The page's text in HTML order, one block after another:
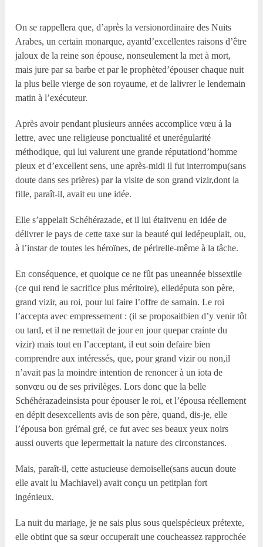
On se rappellera que, d’après la versionordinaire des Nuits
Arabes, un certain monarque, ayantd’excellentes raisons d’être
jaloux de la reine son épouse, nonseulement la met à mort,
mais jure par sa barbe et par le prophèted’épouser chaque nuit
la plus belle vierge de son royaume, et de lalivrer le lendemain
matin à l’exécuteur.
Après avoir pendant plusieurs années accomplice vœu à la
lettre, avec une religieuse ponctualité et unerégularité
méthodique, qui lui valurent une grande réputationd’homme
pieux et d’excellent sens, une après-midi il fut interrompu(sans
doute dans ses prières) par la visite de son grand vizir,dont la
fille, paraît-il, avait eu une idée.
Elle s’appelait Schéhérazade, et il lui étaitvenu en idée de
délivrer le pays de cette taxe sur la beauté qui ledépeuplait, ou,
à l’instar de toutes les héroïnes, de périrelle-même à la tâche.
En conséquence, et quoique ce ne fût pas uneannée bissextile
(ce qui rend le sacrifice plus méritoire), elledéputa son père,
grand vizir, au roi, pour lui faire l’offre de samain. Le roi
l’accepta avec empressement : (il se proposaitbien d’y venir tôt
ou tard, et il ne remettait de jour en jour quepar crainte du
vizir) mais tout en l’acceptant, il eut soin defaire bien
comprendre aux intéressés, que, pour grand vizir ou non,il
n’avait pas la moindre intention de renoncer à un iota de
sonvœu ou de ses privilèges. Lors donc que la belle
Schéhérazadeinsista pour épouser le roi, et l’épousa réellement
en dépit desexcellents avis de son père, quand, dis-je, elle
l’épousa bon grémal gré, ce fut avec ses beaux yeux noirs
aussi ouverts que lepermettait la nature des circonstances.
Mais, paraît-il, cette astucieuse demoiselle(sans aucun doute
elle avait lu Machiavel) avait conçu un petitplan fort
ingénieux.
La nuit du mariage, je ne sais plus sous quelspécieux prétexte,
elle obtint que sa sœur occuperait une coucheassez rapprochée